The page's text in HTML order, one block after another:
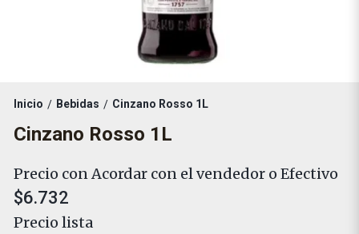
Inicio / Bebidas / Cinzano Rosso 1L
Cinzano Rosso 1L
Precio con Acordar con el vendedor o Efectivo
$6.732
Precio lista